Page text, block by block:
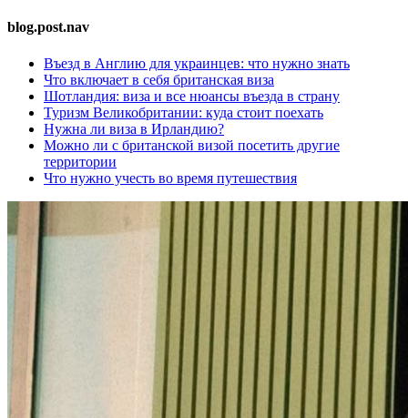
blog.post.nav
Въезд в Англию для украинцев: что нужно знать
Что включает в себя британская виза
Шотландия: виза и все нюансы въезда в страну
Туризм Великобритании: куда стоит поехать
Нужна ли виза в Ирландию?
Можно ли с британской визой посетить другие
территории
Что нужно учесть во время путешествия